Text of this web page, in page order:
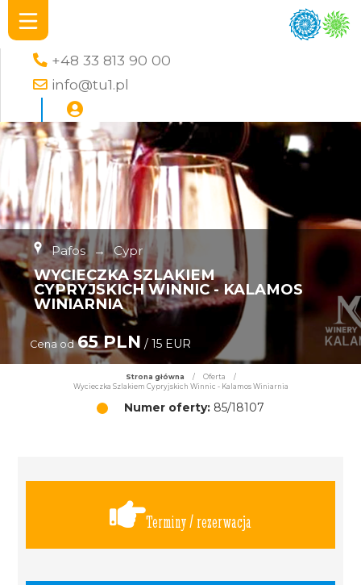
+48 33 813 90 00
info@tu1.pl
Pafos → Cypr
WYCIECZKA SZLAKIEM
CYPRYJSKICH WINNIC - KALAMOS
WINIARNIA
Cena od 65 PLN / 15 EUR
Strona główna / Oferta
/
Wycieczka Szlakiem Cypryjskich Winnic - Kalamos Winiarnia
Numer oferty: 85/18107
Terminy / rezerwacja